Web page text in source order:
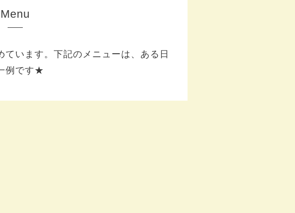
Menu
います。下記のメニューは、ある日
例です★